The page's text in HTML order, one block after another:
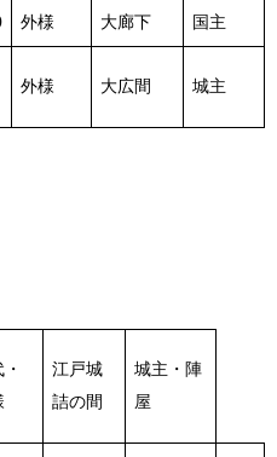
外様 大廊下 国主
外様 大広間 城主
江戸城
詰の間
城主・陣
屋